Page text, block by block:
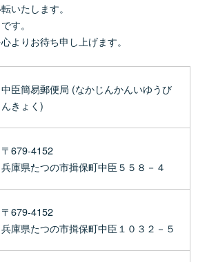
いたします。
す。
よりお待ち申し上げます。
中臣簡易郵便局 (なかじんかんいゆうび
んきょく)
〒679-4152
兵庫県たつの市揖保町中臣５５８－４
〒679-4152
兵庫県たつの市揖保町中臣１０３２－５